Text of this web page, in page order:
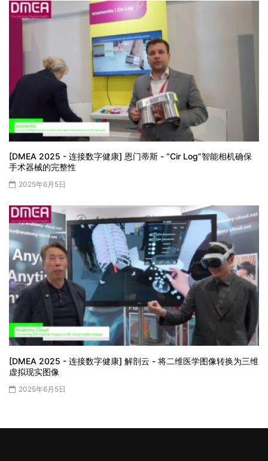
[DMEA 2025 - 连接数字健康] 恩门蒂斯 - “Cir Log”智能相机确保
手术器械的完整性
2025年6月5日
[DMEA 2025 - 连接数字健康] 解剖云 - 将二维医学图像转换为三维
虚拟现实图像
2025年6月5日